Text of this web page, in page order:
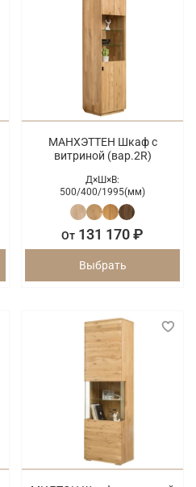
МАНХЭТТЕН Шкаф с
витриной (вар.2R)
Д×Ш×В:
500/400/1995(мм)
От 131 170 ₽
Выбрать